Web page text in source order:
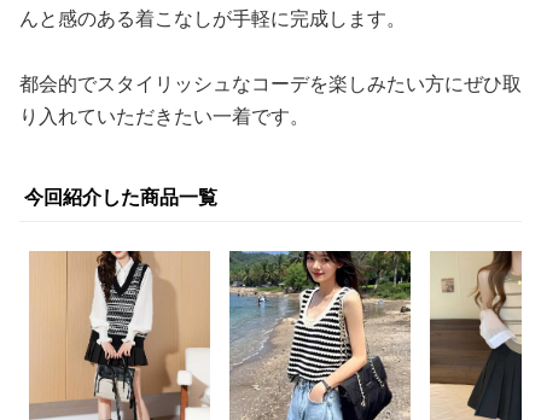
んと感のある着こなしが手軽に完成します。
都会的でスタイリッシュなコーデを楽しみたい方にぜひ取
り入れていただきたい一着です。
今回紹介した商品一覧